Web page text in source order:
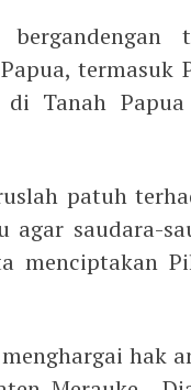
termasuk
Tanah
patuh
agar saudara-
menciptakan
hak